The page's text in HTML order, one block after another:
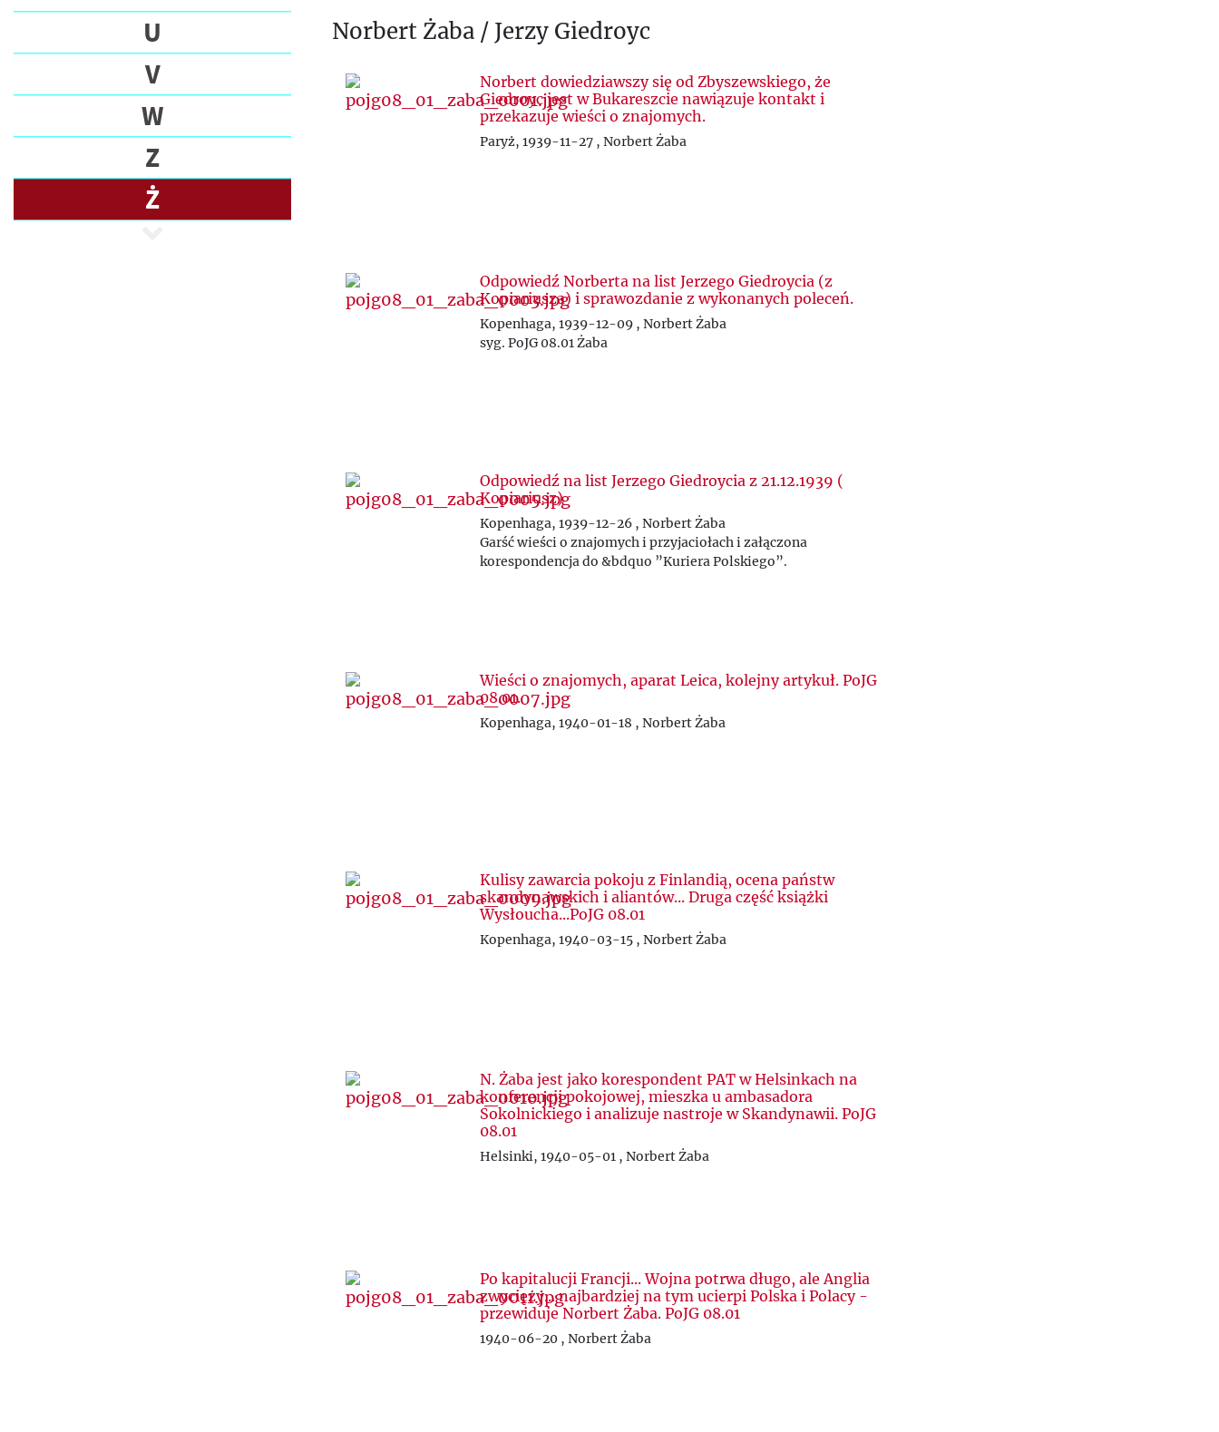
U
V
W
Z
Ż
Norbert Żaba / Jerzy Giedroyc
Norbert dowiedziawszy się od Zbyszewskiego, że
Giedroyc jest w Bukareszcie nawiązuje kontakt i
przekazuje wieści o znajomych.
Paryż, 1939-11-27 , Norbert Żaba
Odpowiedź Norberta na list Jerzego Giedroycia (z
Kopiariusza) i sprawozdanie z wykonanych poleceń.
Kopenhaga, 1939-12-09 , Norbert Żaba
syg. PoJG 08.01 Żaba
Odpowiedź na list Jerzego Giedroycia z 21.12.1939 (
Kopiariusz)
Kopenhaga, 1939-12-26 , Norbert Żaba
Garść wieści o znajomych i przyjaciołach i załączona
korespondencja do &bdquo ”Kuriera Polskiego”.
Wieści o znajomych, aparat Leica, kolejny artykuł. PoJG
08.01.
Kopenhaga, 1940-01-18 , Norbert Żaba
Kulisy zawarcia pokoju z Finlandią, ocena państw
skandynawskich i aliantów... Druga część książki
Wysłoucha...PoJG 08.01
Kopenhaga, 1940-03-15 , Norbert Żaba
N. Żaba jest jako korespondent PAT w Helsinkach na
konferencji pokojowej, mieszka u ambasadora
Sokolnickiego i analizuje nastroje w Skandynawii. PoJG
08.01
Helsinki, 1940-05-01 , Norbert Żaba
Po kapitalucji Francji... Wojna potrwa długo, ale Anglia
zwycięży... najbardziej na tym ucierpi Polska i Polacy -
przewiduje Norbert Żaba. PoJG 08.01
1940-06-20 , Norbert Żaba